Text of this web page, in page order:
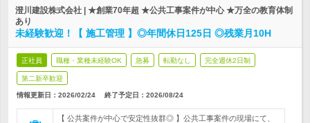
澄川建設株式会社 | ★創業70年超 ★公共工事案件が中心 ★万全の教育体制
あり
未経験歓迎！【 施工管理 】◎年間休日125日 ◎残業月10H
正社員 職種・業種未経験OK 急募 転勤なし 完全週休2日制
第二新卒歓迎
情報更新日：2026/02/24 終了予定日： 2026/08/24
【 公共案件が中心で安定性抜群◎ 】公共工事案件の現場にて、